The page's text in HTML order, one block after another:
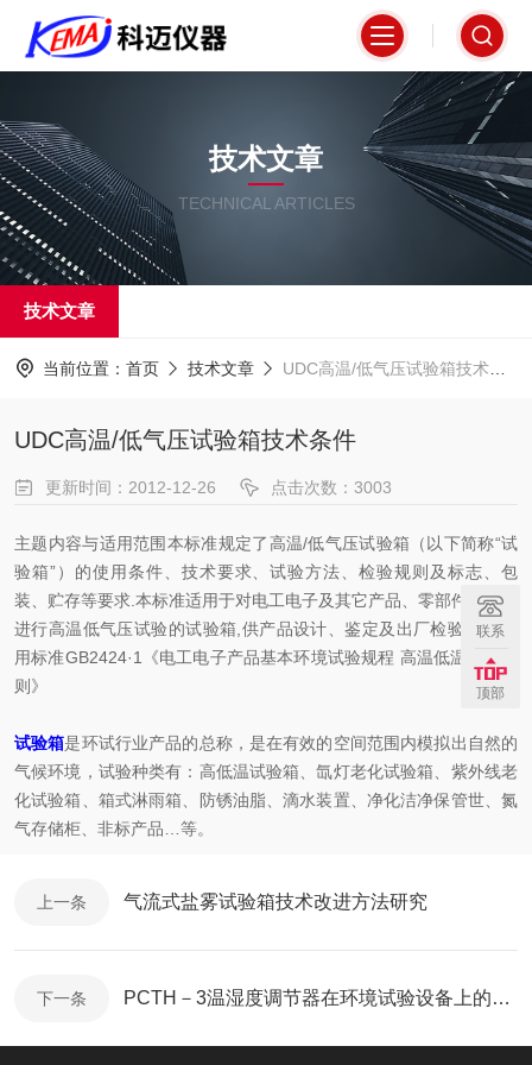
技术文章
TECHNICAL ARTICLES
技术文章
当前位置： 首页 技术文章 UDC高温/低气压试验箱技术条件
UDC高温/低气压试验箱技术条件
更新时间：2012-12-26 点击次数：3003
主题内容与适用范围本标准规定了高温/低气压试验箱（以下简称“试
验箱”）的使用条件、技术要求、试验方法、检验规则及标志、包
装、贮存等要求.本标准适用于对电工电子及其它产品、零部件及材料
进行高温低气压试验的试验箱,供产品设计、鉴定及出厂检验用.2 引
用标准GB2424·1《电工电子产品基本环境试验规程 高温低温试验导
则》
试验箱是环试行业产品的总称，是在有效的空间范围内模拟出自然的
气候环境，试验种类有：高低温试验箱、氙灯老化试验箱、紫外线老
化试验箱、箱式淋雨箱、防锈油脂、滴水装置、净化洁净保管世、氮
气存储柜、非标产品…等。
上一条 气流式盐雾试验箱技术改进方法研究
下一条 PCTH－3温湿度调节器在环境试验设备上的应用
联系
顶部